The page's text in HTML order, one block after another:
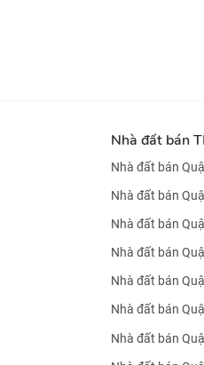
Nhà đất bán
Nhà đất bán
Nhà đất bán
Nhà đất bán
Nhà đất bán
Nhà đất bán
Nhà đất bán
Nhà đất bán